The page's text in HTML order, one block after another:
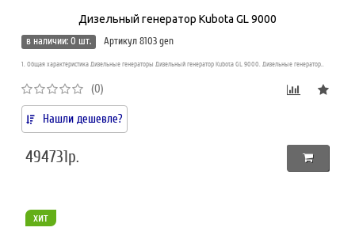
Дизельный генератор Kubota GL 9000
в наличии: 0 шт.
Артикул 8103 gen
1. Общая характеристика Дизельные генераторы Дизельный генератор Kubota GL 9000. Дизельные генератор..
(0)
Нашли дешевле?
494731р.
хит